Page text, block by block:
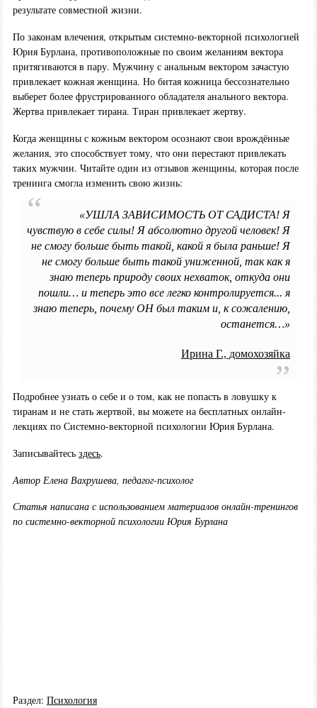
результате совместной жизни.
По законам влечения, открытым системно-векторной психологией
Юрия Бурлана, противоположные по своим желаниям вектора
притягиваются в пару. Мужчину с анальным вектором зачастую
привлекает кожная женщина. Но битая кожница бессознательно
выберет более фрустрированного обладателя анального вектора.
Жертва привлекает тирана. Тиран привлекает жертву.
Когда женщины с кожным вектором осознают свои врождённые
желания, это способствует тому, что они перестают привлекать
таких мужчин. Читайте один из отзывов женщины, которая после
тренинга смогла изменить свою жизнь:
«УШЛА ЗАВИСИМОСТЬ ОТ САДИСТА! Я
чувствую в себе силы! Я абсолютно другой человек! Я
не смогу больше быть такой, какой я была раньше! Я
не смогу больше быть такой униженной, так как я
знаю теперь природу своих нехваток, откуда они
пошли… и теперь это все легко контролируется... я
знаю теперь, почему ОН был таким и, к сожалению,
останется…»
Ирина Г., домохозяйка
Подробнее узнать о себе и о том, как не попасть в ловушку к
тиранам и не стать жертвой, вы можете на бесплатных онлайн-
лекциях по Системно-векторной психологии Юрия Бурлана.
Записывайтесь здесь.
Автор Елена Вахрушева, педагог-психолог
Статья написана с использованием материалов онлайн-тренингов
по системно-векторной психологии Юрия Бурлана
Раздел: Психология